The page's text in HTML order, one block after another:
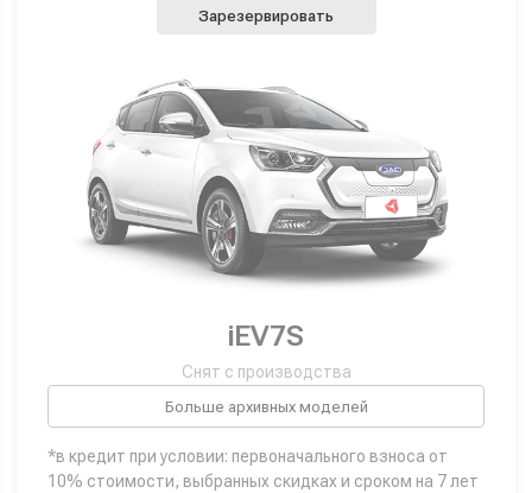
Зарезервировать
iEV7S
Снят с производства
Больше архивных моделей
*в кредит при условии: первоначального взноса от
10% стоимости, выбранных скидках и сроком на 7 лет